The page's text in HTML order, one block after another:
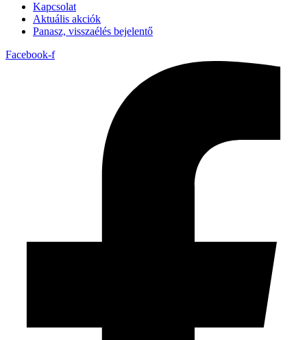
Kapcsolat
Aktuális akciók
Panasz, visszaélés bejelentő
Facebook-f